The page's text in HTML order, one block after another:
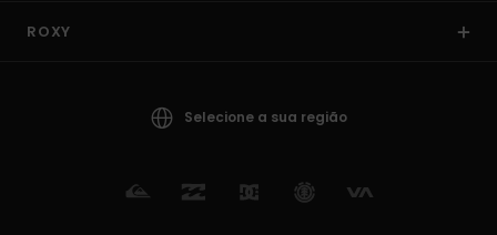
ROXY
Selecione a sua região